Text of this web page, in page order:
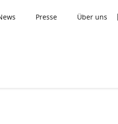
Presse Über uns